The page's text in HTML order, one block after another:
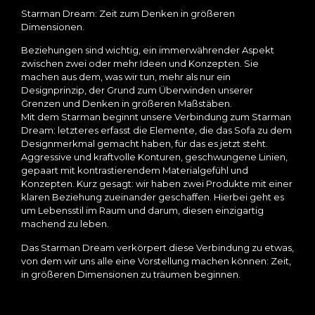
Starman Dream: Zeit zum Denken in größeren
Dimensionen.
Beziehungen sind wichtig, ein immerwährender Aspekt
zwischen zwei oder mehr Ideen und Konzepten. Sie
machen aus dem, was wir tun, mehr als nur ein
Designprinzip, der Grund zum Überwinden unserer
Grenzen und Denken in größeren Maßstäben.
Mit dem Starman beginnt unsere Verbindung zum Starman
Dream: letzteres erfasst die Elemente, die das Sofa zu dem
Designmerkmal gemacht haben, für das es jetzt steht.
Aggressive und kraftvolle Konturen, geschwungene Linien,
gepaart mit kontrastierendem Materialgefühl und
Konzepten. Kurz gesagt: wir haben zwei Produkte mit einer
klaren Beziehung zueinander geschaffen. Hierbei geht es
um Lebensstil im Raum und darum, diesen einzigartig
machend zu leben.
Das Starman Dream verkörpert diese Verbindung zu etwas,
von dem wir uns alle eine Vorstellung machen können: Zeit,
in größeren Dimensionen zu träumen beginnen.